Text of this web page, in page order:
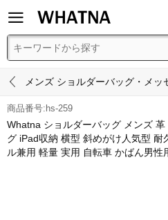

 メンズ ショルダーバッグ・メッ
商品番号:hs-259
Whatna ショルダーバッグ メンズ
グ iPad収納 横型 斜めがけ人気型 耐
ル兼用 軽量 実用 自転車 かばん男性